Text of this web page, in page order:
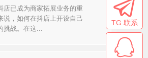
店已成为商家拓展业务的重
说，如何在抖店上开设自己
战。在这...
TG 联系